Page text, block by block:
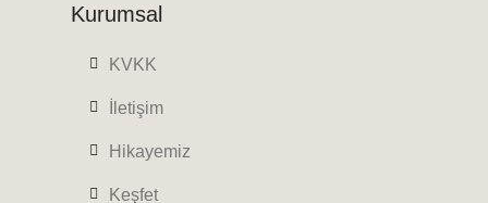
Kurumsal
KVKK
İletişim
Hikayemiz
Keşfet